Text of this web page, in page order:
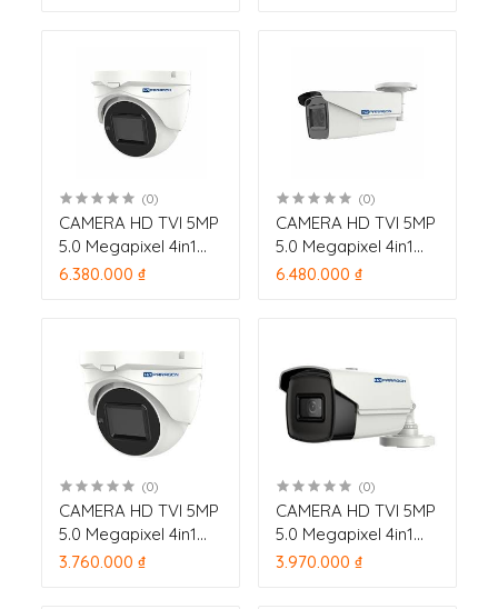
(0)
CAMERA HD TVI 5MP
5.0 Megapixel 4in1
HDPARAGON HDS-
6.380.000 ₫
(0)
CAMERA HD TVI 5MP
5.0 Megapixel 4in1
HDPARAGON HDS-
6.480.000 ₫
(0)
CAMERA HD TVI 5MP
5.0 Megapixel 4in1
HDPARAGON HDS-
3.760.000 ₫
(0)
CAMERA HD TVI 5MP
5.0 Megapixel 4in1
HDPARAGON HDS-
3.970.000 ₫